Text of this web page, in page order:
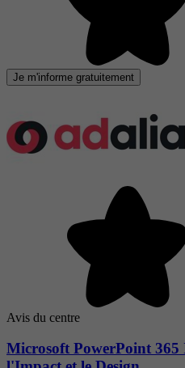
Je m'informe gratuitement
Avis du centre
Microsoft PowerPoint